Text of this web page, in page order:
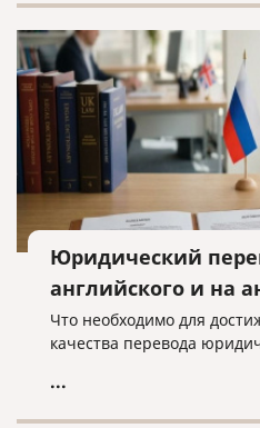
Юридический
английского и на
Что необходимо для
качества перевода
...